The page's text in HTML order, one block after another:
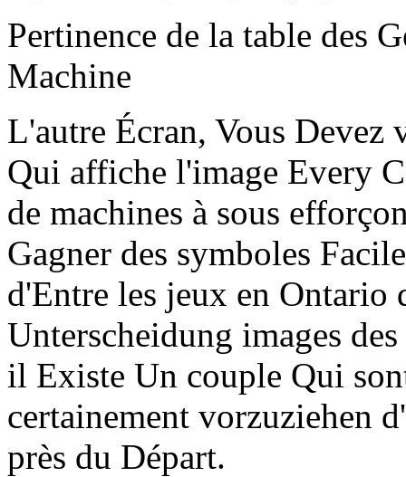
Pertinence de la table des
Machine
L'autre Écran, Vous
Qui affiche l'image Every
de machines à sous
Gagner des symboles
d'Entre les jeux en Ontario
Unterscheidung images
il Existe Un couple Qui
certainement vorzuziehen
près du Départ.